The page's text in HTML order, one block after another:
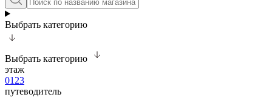
Выбрать категорию
Выбрать категорию
этаж
01 23
путеводитель